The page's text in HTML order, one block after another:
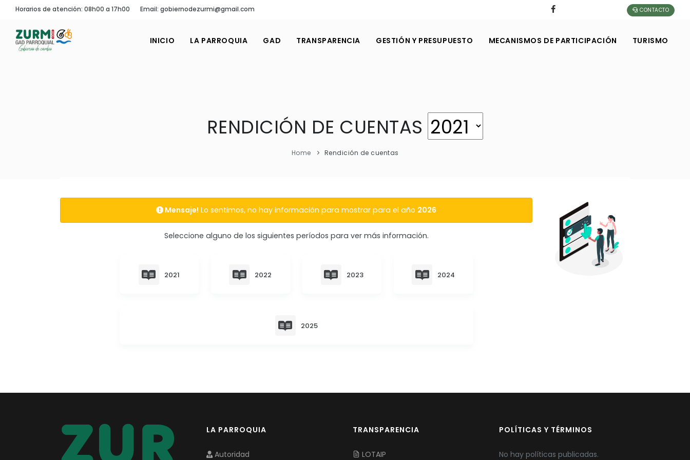
Horarios de atención: 08h00 a 17h00 Email: gobiernodezurmi@gmail.com CONTACTO
INICIO LA PARROQUIA GAD TRANSPARENCIA GESTIÓN Y PRESUPUESTO MECANISMOS DE PARTICIPACIÓN TURISMO
RENDICIÓN DE CUENTAS
Home Rendición de cuentas
Mensaje! Lo sentimos, no hay información para mostrar para el año 2026
Seleccione alguno de los siguientes períodos para ver más información.
2021 2022 2023 2024
2025
LA PARROQUIA
Autoridad
TRANSPARENCIA
LOTAIP
POLÍTICAS Y TÉRMINOS
No hay políticas publicadas.